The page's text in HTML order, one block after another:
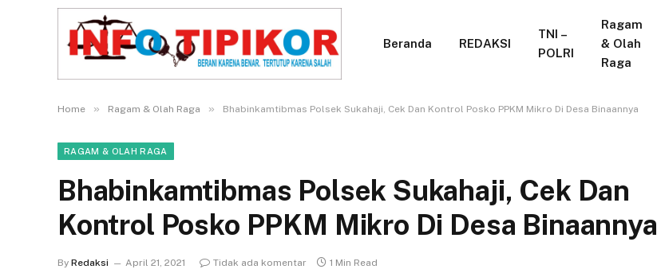
Beranda REDAKSI
TNI –
POLRI
Ragam
& Olah
Raga
Home » Ragam & Olah Raga » Bhabinkamtibmas Polsek Sukahaji, Cek Dan Kontrol Posko PPKM Mikro Di Desa Binaannya
RAGAM & OLAH RAGA
Bhabinkamtibmas Polsek Sukahaji, Cek Dan
Kontrol Posko PPKM Mikro Di Desa Binaannya
By Redaksi April 21, 2021 Tidak ada komentar 1 Min Read